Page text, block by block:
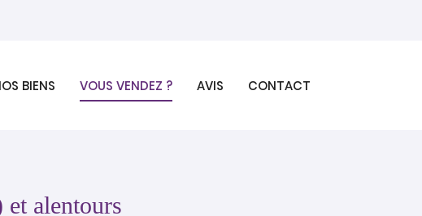
BIENS VOUS VENDEZ ? AVIS CONTACT
alentours